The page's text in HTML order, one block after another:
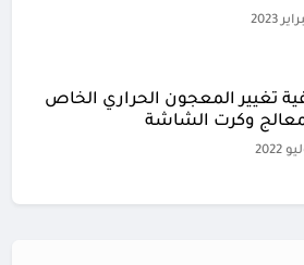
تغيير المعجون الحراري الخاص
وكرت الشاشة